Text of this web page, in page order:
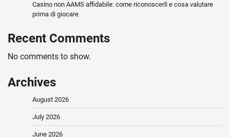
Casino non AAMS affidabile: come riconoscerli e cosa valutare
prima di giocare
Recent Comments
No comments to show.
Archives
August 2026
July 2026
June 2026